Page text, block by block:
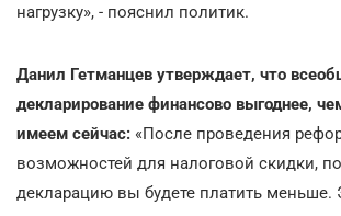
нагрузку», - пояснил политик.
Данил Гетманцев утверждает, что
декларирование финансово выгоднее,
имеем сейчас: «После проведения
возможностей для налоговой скидки,
декларацию вы будете платить меньше.